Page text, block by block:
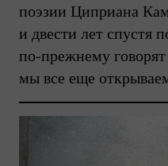
поэзии Циприана
и двести лет спустя
по-прежнему
мы все еще